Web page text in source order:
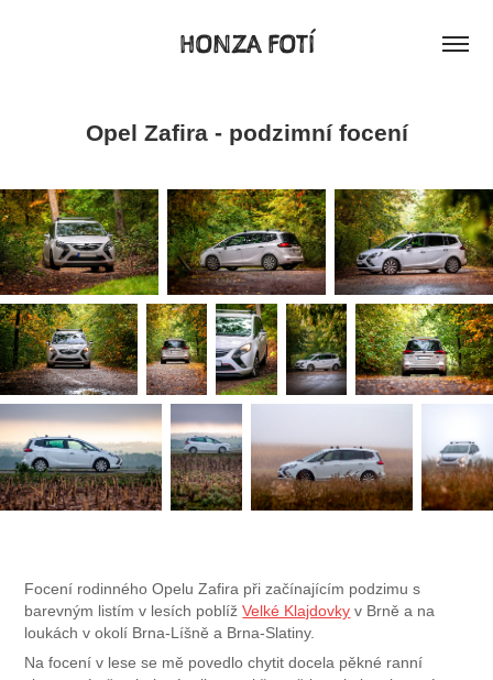
HONZA FOTÍ
Opel Zafira - podzimní focení
Focení rodinného Opelu Zafira při začínajícím podzimu s
barevným listím v lesích poblížVelké Klajdovky v Brně a na
loukách v okolí Brna-Líšně a Brna-Slatiny.
Na focení v lese se mě povedlo chytit docela pěkné ranní